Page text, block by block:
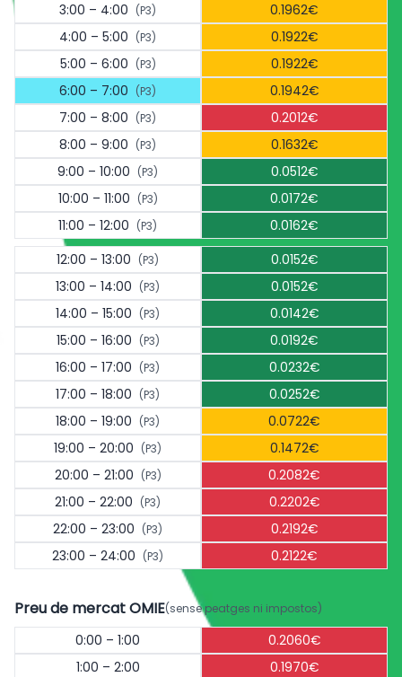
3:00 – 4:00 (P3)
0.1962€
4:00 – 5:00 (P3)
0.1922€
5:00 – 6:00 (P3)
0.1922€
6:00 – 7:00 (P3)
0.1942€
7:00 – 8:00 (P3)
0.2012€
8:00 – 9:00 (P3)
0.1632€
9:00 – 10:00 (P3)
0.0512€
10:00 – 11:00 (P3)
0.0172€
11:00 – 12:00 (P3)
0.0162€
12:00 – 13:00 (P3)
0.0152€
13:00 – 14:00 (P3)
0.0152€
14:00 – 15:00 (P3)
0.0142€
15:00 – 16:00 (P3)
0.0192€
16:00 – 17:00 (P3)
0.0232€
17:00 – 18:00 (P3)
0.0252€
18:00 – 19:00 (P3)
0.0722€
19:00 – 20:00 (P3)
0.1472€
20:00 – 21:00 (P3)
0.2082€
21:00 – 22:00 (P3)
0.2202€
22:00 – 23:00 (P3)
0.2192€
23:00 – 24:00 (P3) 0.2122€
Preu de mercat OMIE(sense peatges ni impostos)
0:00 – 1:00
0.2060€
1:00 – 2:00
0.1970€